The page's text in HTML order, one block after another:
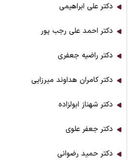
دکتر علی ابراهیمی
دکتر احمد علی رجب پور
دکتر راضیه جعفری
دکتر کامران هداوند میرزایی
دکتر شهناز ابولزاده
دکتر جعفر علوی
دکتر حمید رضوانی